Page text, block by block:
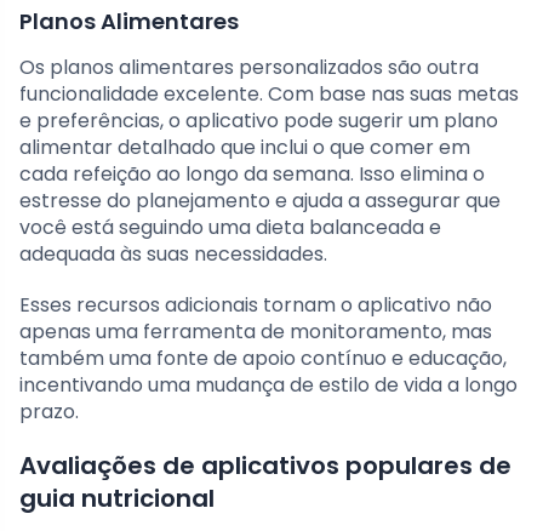
Planos Alimentares
Os planos alimentares personalizados são outra
funcionalidade excelente. Com base nas suas metas
e preferências, o aplicativo pode sugerir um plano
alimentar detalhado que inclui o que comer em
cada refeição ao longo da semana. Isso elimina o
estresse do planejamento e ajuda a assegurar que
você está seguindo uma dieta balanceada e
adequada às suas necessidades.
Esses recursos adicionais tornam o aplicativo não
apenas uma ferramenta de monitoramento, mas
também uma fonte de apoio contínuo e educação,
incentivando uma mudança de estilo de vida a longo
prazo.
Avaliações de aplicativos populares de
guia nutricional